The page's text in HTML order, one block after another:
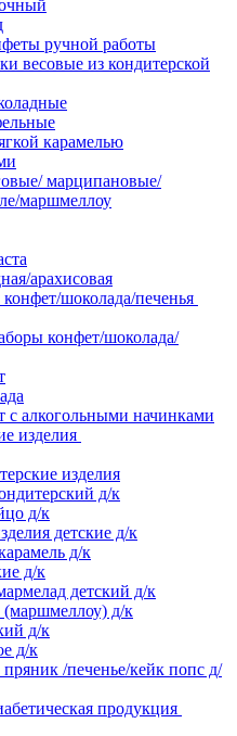
ручной работы
весовые из кондитерской
карамелью
марципановые/
маршмеллоу
арахисовая
шоколада/печенья
конфет/шоколада/
с алкогольными начинками
изделия
изделия
д/к
д/к
детские д/к
д/к
д/к
детский д/к
(маршмеллоу) д/к
д/к
д/к
/печенье/кейк попс д/
продукция